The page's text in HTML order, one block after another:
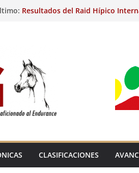
Resultados del Raid Hípico
Raid Hípico Eladina Kung
Resultados del Raid Hípico
(FRA). 4/8/26.
CLASIFICACIONES